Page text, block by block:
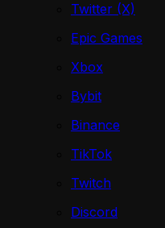
Twitter (X)
Epic Games
Xbox
Bybit
Binance
TikTok
Twitch
Discord